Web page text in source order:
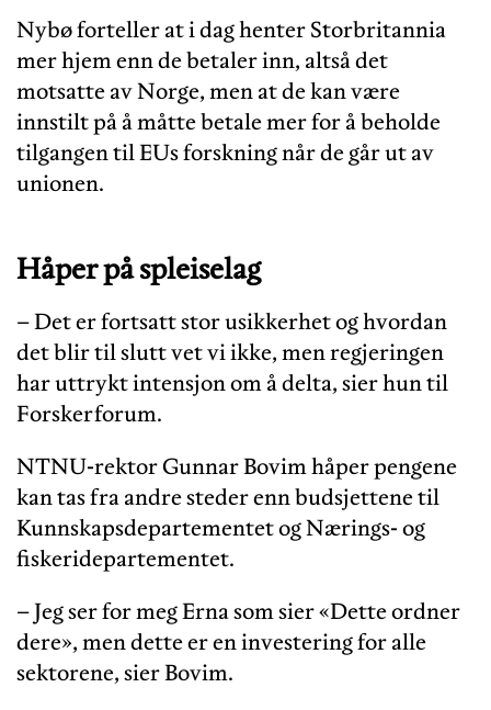
Nybø forteller at i dag henter Storbritannia
mer hjem enn de betaler inn, altså det
motsatte av Norge, men at de kan være
innstilt på å måtte betale mer for å beholde
tilgangen til EUs forskning når de går ut av
unionen.
Håper på spleiselag
– Det er fortsatt stor usikkerhet og hvordan
det blir til slutt vet vi ikke, men regjeringen
har uttrykt intensjon om å delta, sier hun til
Forskerforum.
NTNU-rektor Gunnar Bovim håper pengene
kan tas fra andre steder enn budsjettene til
Kunnskapsdepartementet og Nærings- og
fiskeridepartementet.
– Jeg ser for meg Erna som sier «Dette ordner
dere», men dette er en investering for alle
sektorene, sier Bovim.